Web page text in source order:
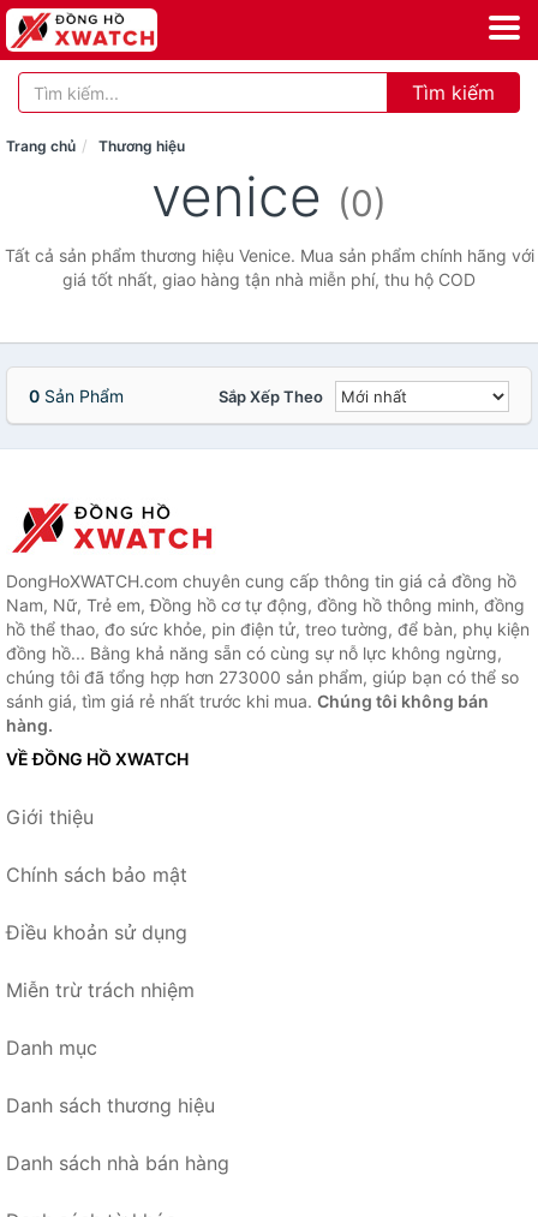
Tìm kiếm
Trang chủ Thương hiệu
venice (0)
Tất cả sản phẩm thương hiệu Venice. Mua sản phẩm chính hãng với
giá tốt nhất, giao hàng tận nhà miễn phí, thu hộ COD
0 Sản Phẩm Sắp Xếp Theo
DongHoXWATCH.com chuyên cung cấp thông tin giá cả đồng hồ
Nam, Nữ, Trẻ em, Đồng hồ cơ tự động, đồng hồ thông minh, đồng
hồ thể thao, đo sức khỏe, pin điện tử, treo tường, để bàn, phụ kiện
đồng hồ... Bằng khả năng sẵn có cùng sự nỗ lực không ngừng,
chúng tôi đã tổng hợp hơn 273000 sản phẩm, giúp bạn có thể so
sánh giá, tìm giá rẻ nhất trước khi mua. Chúng tôi không bán
hàng.
VỀ ĐỒNG HỒ XWATCH
Giới thiệu
Chính sách bảo mật
Điều khoản sử dụng
Miễn trừ trách nhiệm
Danh mục
Danh sách thương hiệu
Danh sách nhà bán hàng